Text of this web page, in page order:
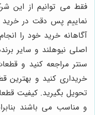
فقط می توانیم از این
نماییم پس دقت در خرید
آگاهانه خرید خود را
اصلی نیوهلند و سایر
سنتر مراجعه کنید و
خریداری کنید و بهترین
تحویل بگیرید. کیفیت
و مناسب می باشند